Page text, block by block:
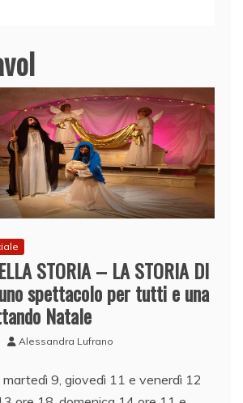
STORIA – LA STORIA DI
uno spettacolo per tutti e una
Natale
Alessandra Lufrano
9, giovedì 11 e venerdì 12